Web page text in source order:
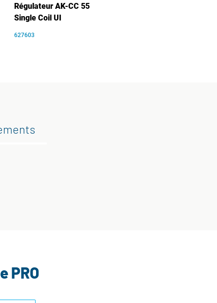
Régulateur AK-CC 55
Single Coil UI
627603
PRO